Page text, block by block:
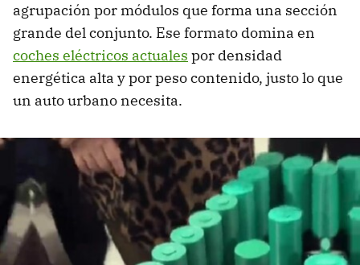
agrupación por módulos que forma una sección
grande del conjunto. Ese formato domina en
coches eléctricos actuales por densidad
energética alta y por peso contenido, justo lo que
un auto urbano necesita.